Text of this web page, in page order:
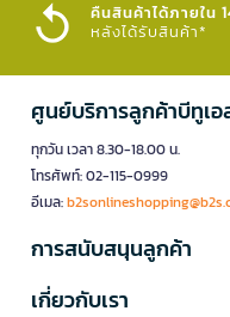
คืนสินค้าได้ภายใน
หลังได้รับสินค้า*
ศูนย์บริการลูกค้าบีทูเอ
ทุกวัน เวลา 8.30-18.00 น.
โทรศัพท์: 02-115-0999
อีเมล:
การสนับสนุนลูกค้า
เกี่ยวกับเรา